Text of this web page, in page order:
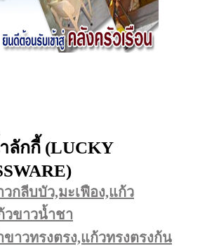
ลักกี้ (LUCKY
วกลีบบัว,มะเฟือง,แก้ว
วขาวน้ำชา
ขาวทรงตรง,แก้วทรงตรงก้น